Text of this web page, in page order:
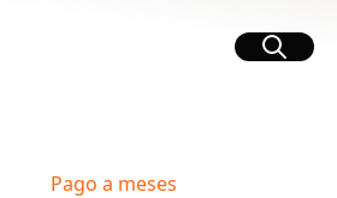
Buscar
Pago a meses